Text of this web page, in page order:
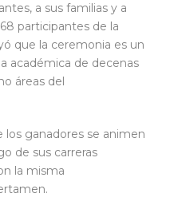
a sus familias y a
participantes de la
que la ceremonia es un
académica de decenas
áreas del
ganadores se animen
de sus carreras
la misma